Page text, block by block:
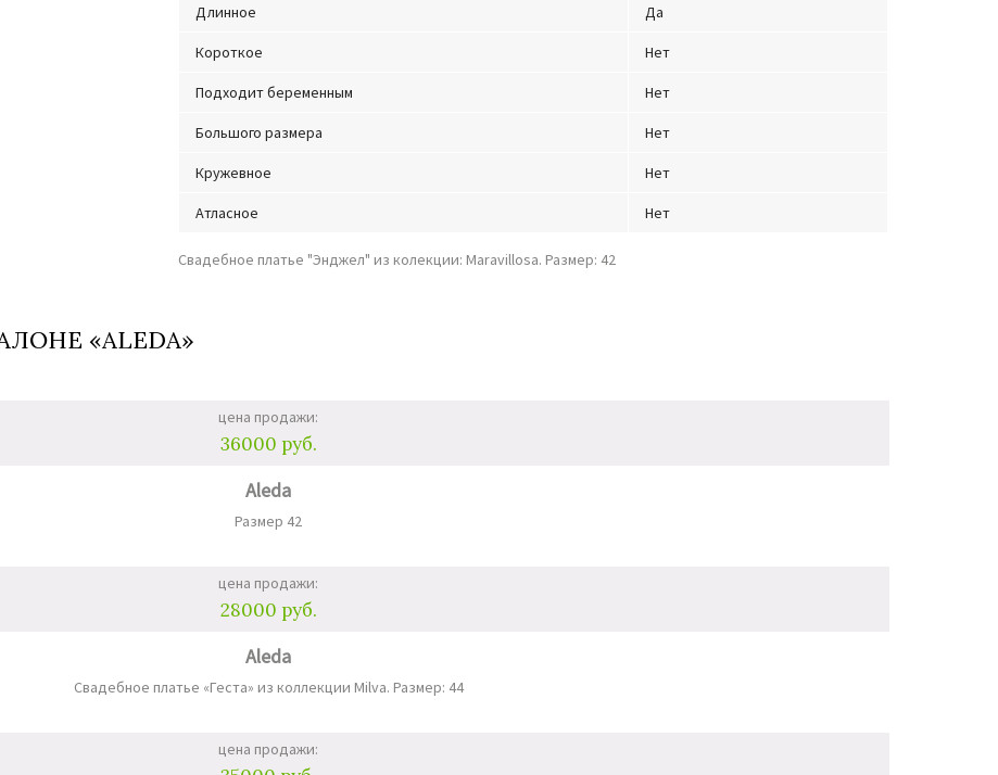
Длинное Да
Короткое Нет
Подходит беременным Нет
Большого размера Нет
Кружевное Нет
Атласное Нет
Свадебное платье "Энджел" из колекции: Maravillosa. Размер: 42
«ALEDA»
цена продажи:
36000 руб.
Aleda
Размер 42
цена продажи:
28000 руб.
Aleda
Свадебное платье «Геста» из коллекции Milva. Размер: 44
цена продажи: